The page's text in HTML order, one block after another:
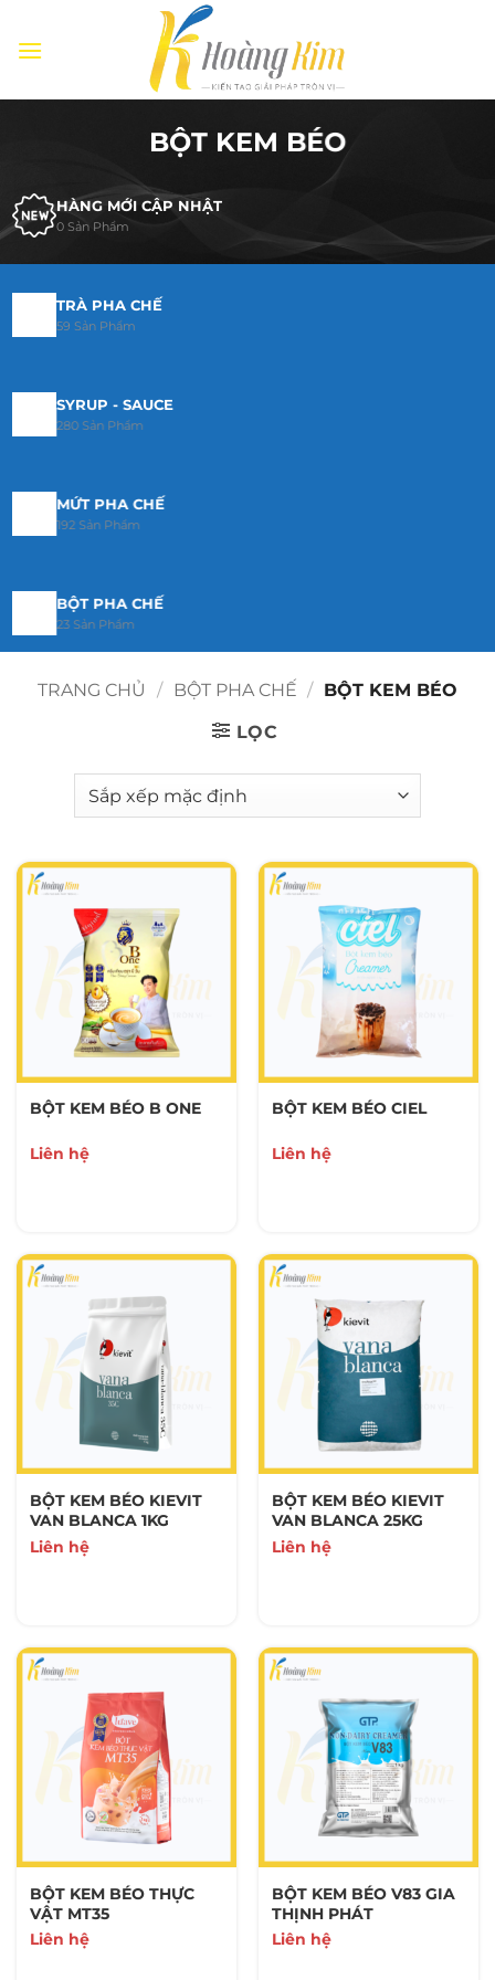
qua
dung
BỘT KEM BÉO
HÀNG MỚI CẬP NHẬT
0 Sản Phẩm
TRÀ PHA CHẾ
59 Sản Phẩm
SYRUP - SAUCE
280 Sản Phẩm
MỨT PHA CHẾ
192 Sản Phẩm
BỘT PHA CHẾ
23 Sản Phẩm
TOPPING
SẢN PHẨM KHÁC
8 Sản Phẩm
KEM PHA CHẾ
0 Sản Phẩm
NGUYÊN LIỆU PHA CHẾ
0 Sản Phẩm
DỤNG CỤ PHA CHẾ
TRANG CHỦ / BỘT PHA CHẾ / BỘT KEM BÉO
LỌC
BỘT KEM BÉO B ONE
Liên hệ
BỘT KEM BÉO CIEL
Liên hệ
BỘT KEM BÉO KIEVIT
VAN BLANCA 1KG
Liên hệ
BỘT KEM BÉO KIEVIT
VAN BLANCA 25KG
Liên hệ
BỘT KEM BÉO THỰC
VẬT MT35
Liên hệ
BỘT KEM BÉO V83 GIA
THỊNH PHÁT
Liên hệ